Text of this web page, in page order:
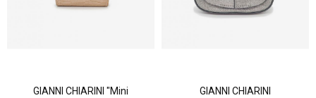
GIANNI CHIARINI "Mini
GIANNI CHIARINI